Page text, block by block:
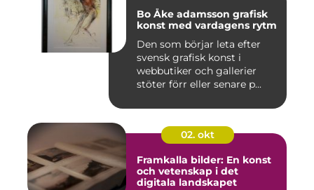
Bo Åke adamsson grafisk
konst med vardagens rytm
Den som börjar leta efter
svensk grafisk konst i
webbutiker och gallerier
stöter förr eller senare p...
02. okt
Framkalla bilder: En konst
och vetenskap i det
digitala landskapet